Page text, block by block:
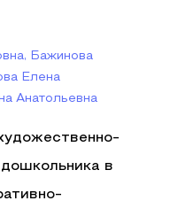
Бажинова
Елена
Анатольевна
в